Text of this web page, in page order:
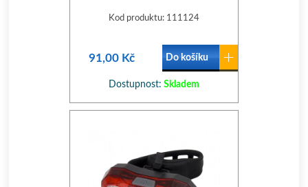
Kod produktu: 111124
91,00 Kč Do košíku
Dostupnost: Skladem